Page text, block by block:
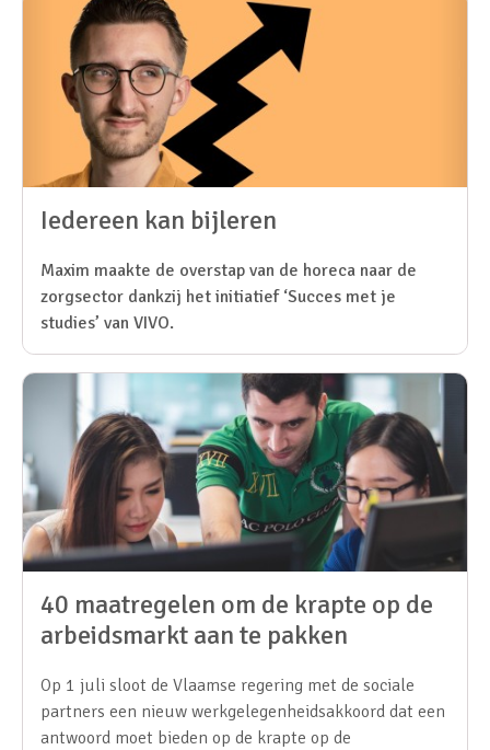
Iedereen kan bijleren
Maxim maakte de overstap van de horeca naar de
zorgsector dankzij het initiatief ‘Succes met je
studies’ van VIVO.
40 maatregelen om de krapte op de
arbeidsmarkt aan te pakken
Op 1 juli sloot de Vlaamse regering met de sociale
partners een nieuw werkgelegenheidsakkoord dat een
antwoord moet bieden op de krapte op de